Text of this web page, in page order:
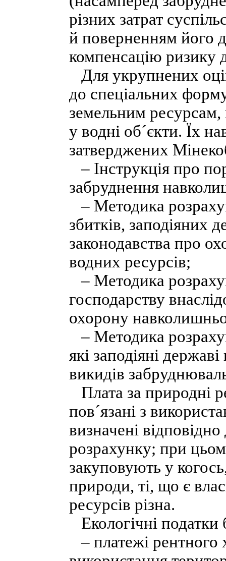
різних затрат
й поверненням його
компенсацію ризику
Для укрупнених
до спеціальних
земельним
у водні об´єкти. Їх
затверджених
– Інструкція про
забруднення
– Методика
збитків, заподіяних
законодавства про
водних ресурсів;
– Методика
господарству
охорону
– Методика
які заподіяні
викидів
Плата за природні
пов´язані з
визначені
розрахунку; при
закуповують у
природи, ті, що є
ресурсів різна.
Екологічні податки
– платежі рентного